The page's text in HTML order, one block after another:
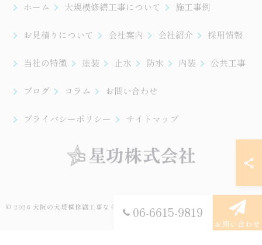
06-6615-9819
お問い合わせ
ホーム 大規模修繕工事について 施工事例
お見積りについて 会社案内 会社紹介 採用情報
当社の特徴 塗装 止水 防水 内装 公共工事
ブログ コラム お問い合わせ
プライバシーポリシー サイトマップ
© 2026 大阪の大規模修繕工事なら星功株式会社 ALL RIGHTS RESERVED.